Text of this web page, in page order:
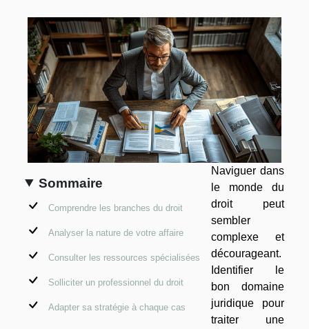
Sommaire
Comprendre les branches du droit
Analyser la nature de votre affaire
Consulter les ressources spécialisées
Solliciter un professionnel du droit
Adapter sa stratégie à chaque cas
Naviguer dans
le monde du
droit peut
sembler
complexe et
décourageant.
Identifier le
bon domaine
juridique pour
traiter une